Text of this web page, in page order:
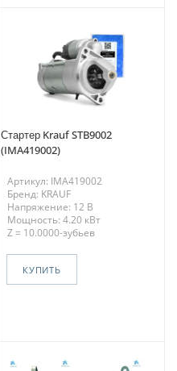
Стартер Krauf STB9002
(IMA419002)
Артикул: IMA419002
Бренд: KRAUF
Напряжение: 12 В
Мощность: 4.20 кВт
Z = 10.0000-зубьев
КУПИТЬ